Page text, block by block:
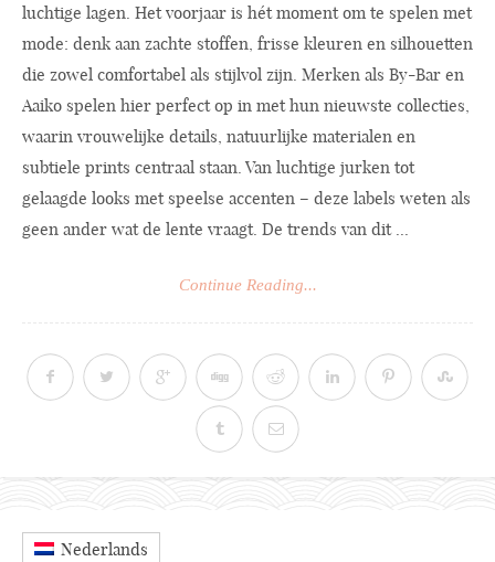
luchtige lagen. Het voorjaar is hét moment om te spelen met
mode: denk aan zachte stoffen, frisse kleuren en silhouetten
die zowel comfortabel als stijlvol zijn. Merken als By-Bar en
Aaiko spelen hier perfect op in met hun nieuwste collecties,
waarin vrouwelijke details, natuurlijke materialen en
subtiele prints centraal staan. Van luchtige jurken tot
gelaagde looks met speelse accenten – deze labels weten als
geen ander wat de lente vraagt. De trends van dit ...
Continue Reading...
Nederlands